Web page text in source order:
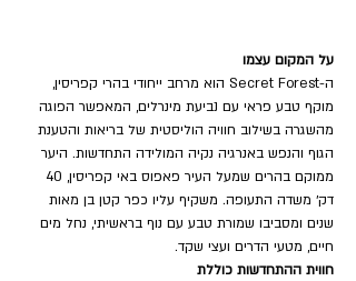
על המקום עצמו
ה-Secret Forest הוא מרחב ייחודי בהרי קפריסין,
מוקף טבע פראי עם נביעת מינרלים, המאפשר הפוגה
מהשגרה בשילוב חוויה הוליסטית של בריאות והטענת
הגוף והנפש באנרגיה נקיה המולידה התחדשות. היער
דק׳ משדה התעופה. משקיף עליו כפר קטן בן מאות
שנים ומסביבו שמורת טבע עם נוף בראשיתי, נחל מים
חיים, מטעי הדרים ועצי שקד.
חווית ההתחדשות כוללת